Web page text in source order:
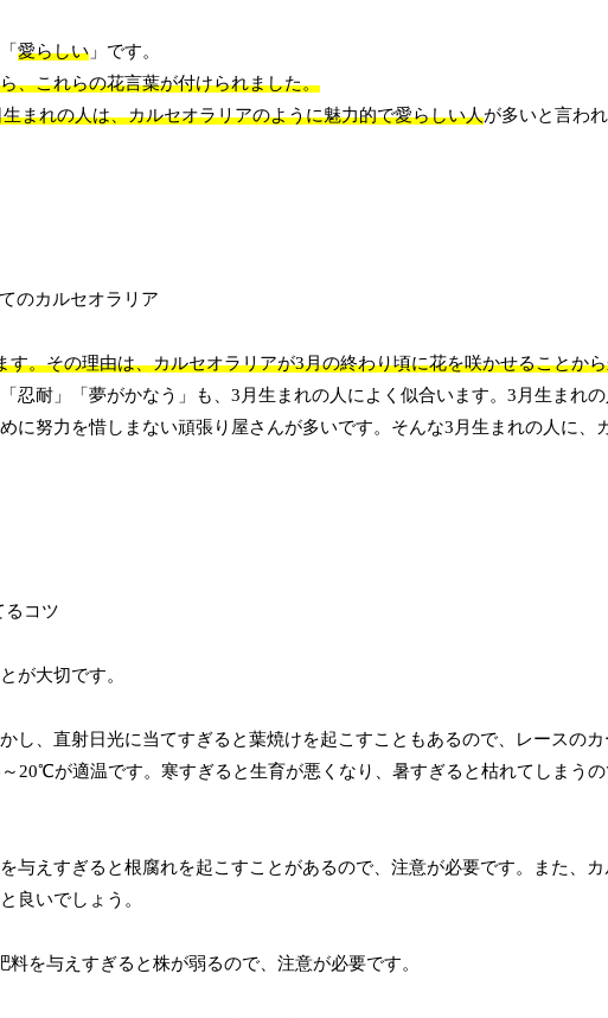
愛らしい 」です。
、これらの花言葉が付けられました。
生まれの人は、カルセオラリアのように魅力的で愛らしい人が多いと言わ
。その理由は、カルセオラリアが3月の終わり頃に花を咲かせることか
忍耐」「夢がかなう」も、3月生まれの人によく似合います。3月生まれの
に努力を惜しまない頑張り屋さんが多いです。そんな3月生まれの人に、
が大切です。
し、直射日光に当てすぎると葉焼けを起こすこともあるので、レースのカ
20℃が適温です。寒すぎると生育が悪くなり、暑すぎると枯れてしまう
与えすぎると根腐れを起こすことがあるので、注意が必要です。また、カ
良いでしょう。
を与えすぎると株が弱るので、注意が必要です。